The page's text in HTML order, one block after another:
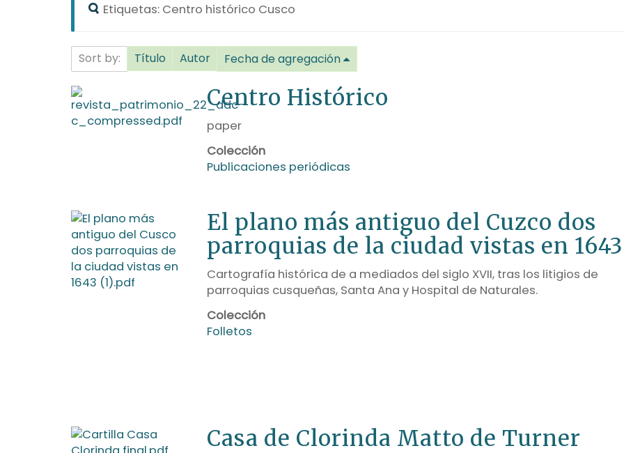
Etiquetas: Centro histórico Cusco
Sort by: Título Autor Fecha de agregación
Centro Histórico
paper
Colección
Publicaciones periódicas
El plano más antiguo del Cuzco dos
parroquias de la ciudad vistas en 1643
Cartografía histórica de a mediados del siglo XVII, tras los litigios de
parroquias cusqueñas, Santa Ana y Hospital de Naturales.
Colección
Folletos
Casa de Clorinda Matto de Turner